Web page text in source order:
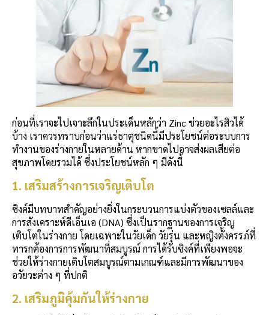
ก่อนที่เราจะไปเจาะลึกในประเด็นหลักว่า Zinc ช่วยอะไรสิวได้
บ้าง เราควรทราบก่อนว่าแร่ธาตุชนิดนี้มีประโยชน์ต่อระบบการ
ทำงานของร่างกายในหลายด้าน หากขาดไปอาจส่งผลเสียต่อ
สุขภาพโดยรวมได้ ซึ่งประโยชน์หลัก ๆ มีดังนี้
1. เสริมสร้างการเจริญเติบโต
ซิงค์มีบทบาทสำคัญอย่างยิ่งในกระบวนการแบ่งตัวของเซลล์และ
การสังเคราะห์ดีเอ็นเอ (DNA) ซึ่งเป็นรากฐานของการเจริญ
เติบโตในร่างกาย โดยเฉพาะในวัยเด็ก วัยรุ่น และหญิงตั้งครรภ์ที่
ทารกต้องการการพัฒนาที่สมบูรณ์ การได้รับซิงค์ที่เพียงพอจะ
ช่วยให้ร่างกายเติบโตสมบูรณ์ตามเกณฑ์และมีการพัฒนาของ
อวัยวะต่าง ๆ ที่ปกติ
2. เสริมภูมิคุ้มกันให้ร่างกาย